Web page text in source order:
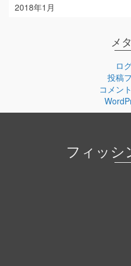
2018年1月
メ
ロ
投稿
コメン
フィッシ